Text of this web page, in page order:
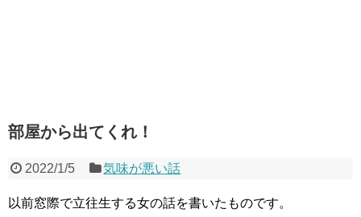
部屋から出てくれ！
2022/1/5 気味が悪い話
以前窓際で立往生する女の話を書いたものです。